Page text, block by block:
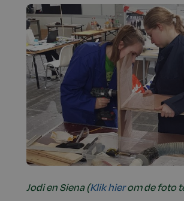
Jodi en Siena (Klik hierom de foto